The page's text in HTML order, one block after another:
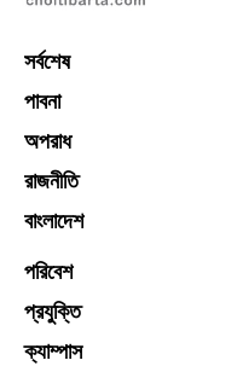
সর্বশেষ
পাবনা
অপরাধ
রাজনীতি
বাংলাদেশ
পরিবেশ
প্রযুক্তি
ক্যাম্পাস